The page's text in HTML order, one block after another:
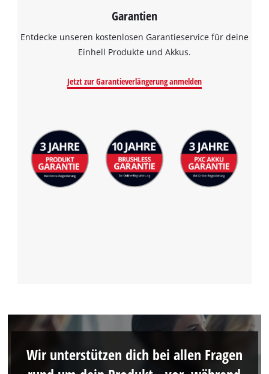
Garantien
Entdecke unseren kostenlosen Garantieservice für deine
Einhell Produkte und Akkus.
Jetzt zur Garantieverlängerung anmelden
Wir unterstützen dich bei allen Fragen